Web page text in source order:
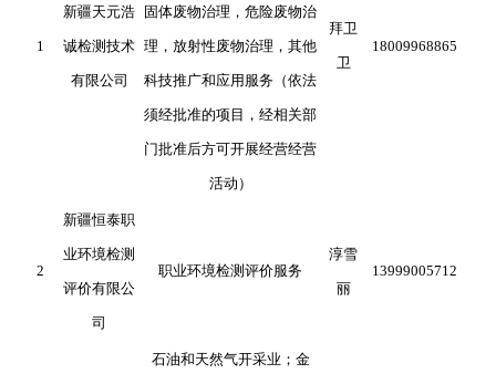
1
新疆天元浩
诚检测技术
有限公司
固体废物治理，危险废物治
理，放射性废物治理，其他
科技推广和应用服务（依法
须经批准的项目，经相关部
门批准后方可开展经营经营
活动）
拜卫
卫
18009968865
2
新疆恒泰职
业环境检测
评价有限公
司
职业环境检测评价服务
淳雪
丽
13999005712
石油和天然气开采业；金